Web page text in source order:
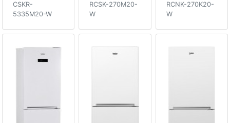
CSKR-
5335M20-W
RCSK-270M20-
W
RCNK-270K20-
W